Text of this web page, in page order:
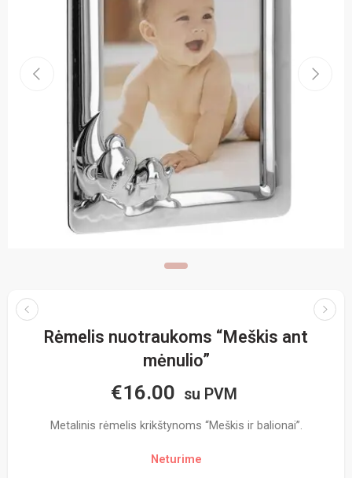
Rėmelis nuotraukoms “Meškis ant
mėnulio”
€16.00 su PVM
Metalinis rėmelis krikštynoms “Meškis ir balionai”.
Neturime